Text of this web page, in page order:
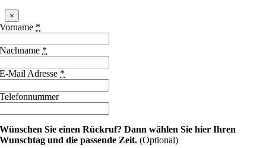
×
Vorname *
Nachname *
E-Mail Adresse *
Telefonnummer
Wünschen Sie einen Rückruf? Dann wählen Sie hier Ihren
Wunschtag und die passende Zeit.(Optional)